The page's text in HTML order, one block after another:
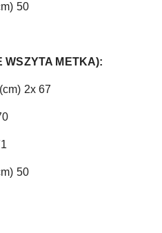
50
WSZYTA METKA):
2x 67
50